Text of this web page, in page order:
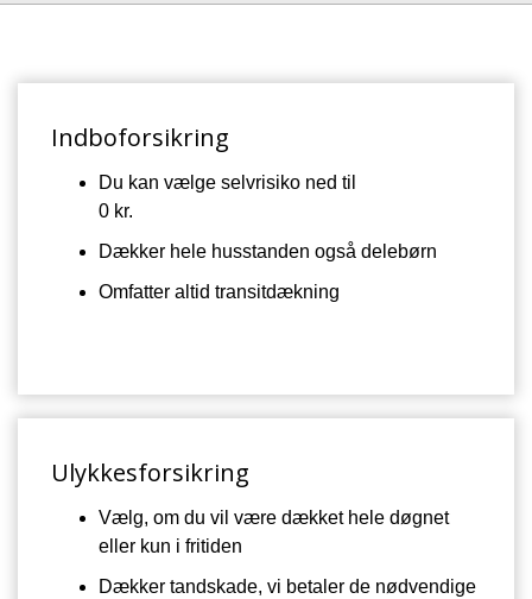
Indboforsikring
Du kan vælge selvrisiko ned til
0 kr.
Dækker hele husstanden også delebørn
Omfatter altid transitdækning
Ulykkesforsikring
Vælg, om du vil være dækket hele døgnet
eller kun i fritiden
Dækker tandskade, vi betaler de nødvendige